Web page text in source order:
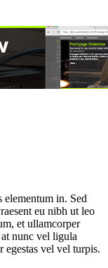
in. Sed
eu nibh ut leo
et ullamcorper
nunc vel ligula
egestas vel vel turpis.